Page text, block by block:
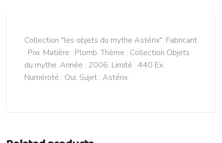
Collection ''les objets du mythe Astérix''. Fabricant
: Pixi. Matière : Plomb. Thème : Collection Objets
du mythe. Année : 2006. Limité : 440 Ex.
Numéroté : Oui. Sujet : Astérix.